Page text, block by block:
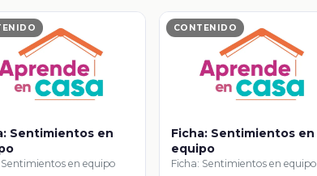
Sentimientos en
Sentimientos en equipo
CONTENIDO
Ficha: Sentimientos en
equipo
Ficha: Sentimientos en equipo